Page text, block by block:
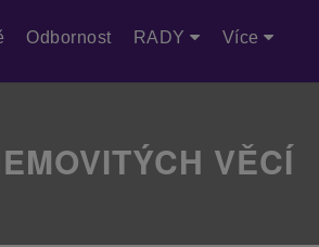
Odbornost RADY Více
VĚCÍ